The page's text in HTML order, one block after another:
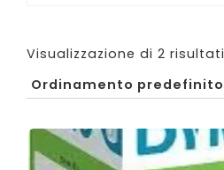
Visualizzazione di 2 risultati